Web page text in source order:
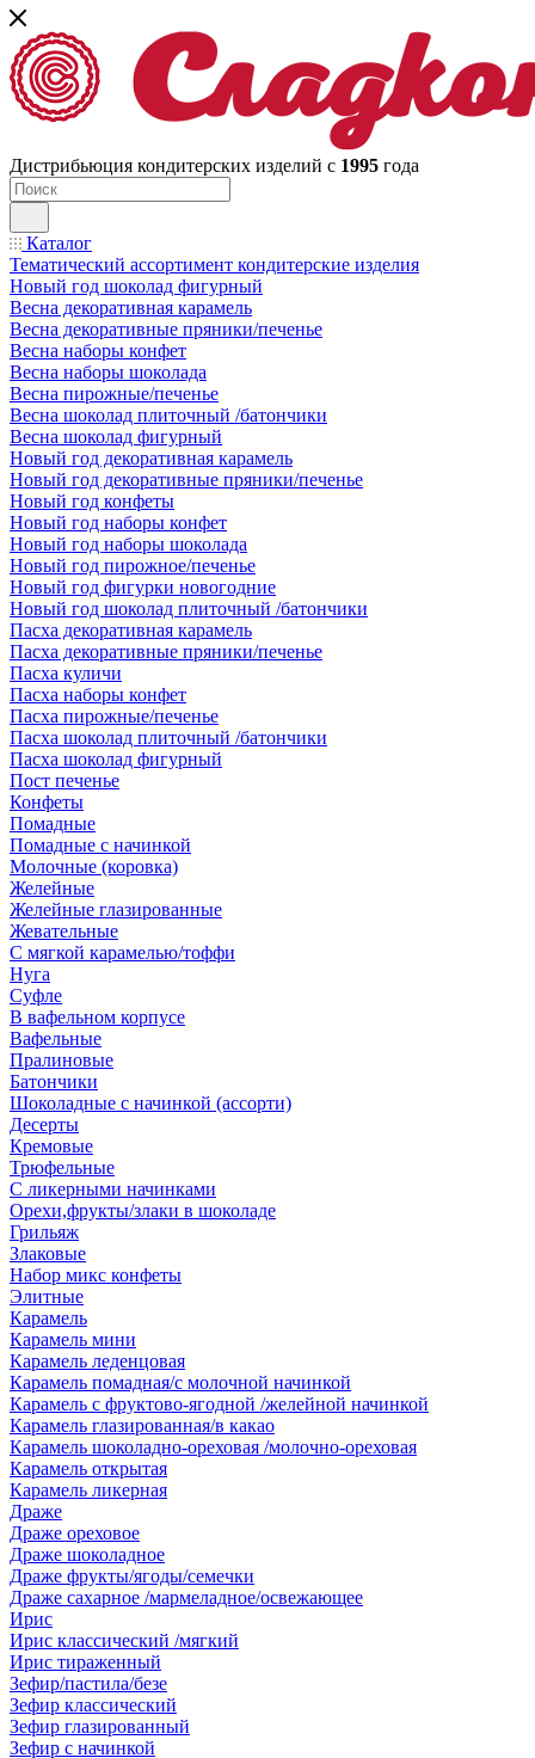
Дистрибьюция кондитерских изделий с 1995 года
Каталог
Тематический ассортимент кондитерские изделия
Новый год шоколад фигурный
Весна декоративная карамель
Весна декоративные пряники/печенье
Весна наборы конфет
Весна наборы шоколада
Весна пирожные/печенье
Весна шоколад плиточный /батончики
Весна шоколад фигурный
Новый год декоративная карамель
Новый год декоративные пряники/печенье
Новый год конфеты
Новый год наборы конфет
Новый год наборы шоколада
Новый год пирожное/печенье
Новый год фигурки новогодние
Новый год шоколад плиточный /батончики
Пасха декоративная карамель
Пасха декоративные пряники/печенье
Пасха куличи
Пасха наборы конфет
Пасха пирожные/печенье
Пасха шоколад плиточный /батончики
Пасха шоколад фигурный
Пост печенье
Конфеты
Помадные
Помадные с начинкой
Молочные (коровка)
Желейные
Желейные глазированные
Жевательные
С мягкой карамелью/тоффи
Нуга
Суфле
В вафельном корпусе
Вафельные
Пралиновые
Батончики
Шоколадные с начинкой (ассорти)
Десерты
Кремовые
Трюфельные
С ликерными начинками
Орехи,фрукты/злаки в шоколаде
Грильяж
Злаковые
Набор микс конфеты
Элитные
Карамель
Карамель мини
Карамель леденцовая
Карамель помадная/с молочной начинкой
Карамель с фруктово-ягодной /желейной начинкой
Карамель глазированная/в какао
Карамель шоколадно-ореховая /молочно-ореховая
Карамель открытая
Карамель ликерная
Драже
Драже ореховое
Драже шоколадное
Драже фрукты/ягоды/семечки
Драже сахарное /мармеладное/освежающее
Ирис
Ирис классический /мягкий
Ирис тираженный
Зефир/пастила/безе
Зефир классический
Зефир глазированный
Зефир с начинкой